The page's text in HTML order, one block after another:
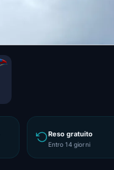
Reso gratuito
Entro 14 giorni